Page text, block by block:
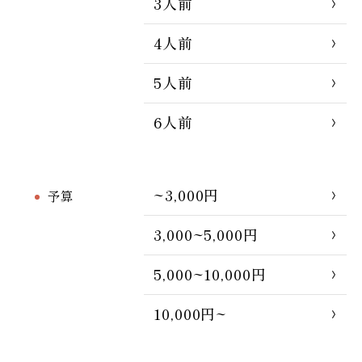
4人前
5人前
6人前
予算
~3,000円
3,000~5,000円
5,000~10,000円
10,000円~